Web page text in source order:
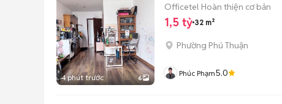
4 phút trước 6
Officetel Hoàn thiện cơ bản
1,5 tỷ 32 m²
Phường Phú Thuận
Phúc Phạm5.0